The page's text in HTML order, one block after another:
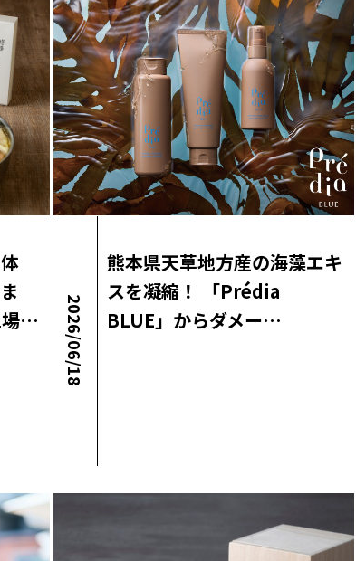
場…
2026/06/18
熊本県天草地方産の海藻エキ
スを凝縮！ 「Prédia
BLUE」からダメー…